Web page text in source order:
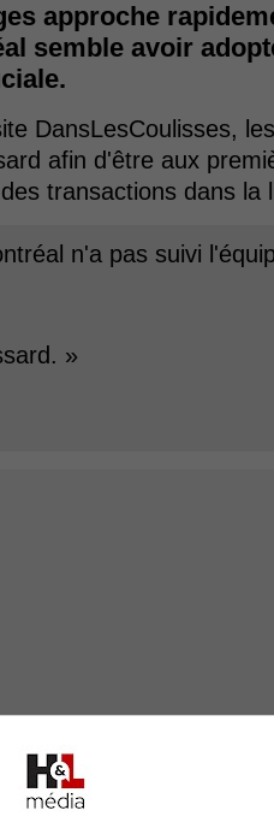
approche
semble avoir
DansLesCoulisses,
afin d'être aux
transactions dans la
n'a pas suivi
»